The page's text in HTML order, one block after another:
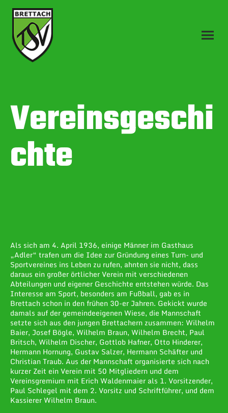
Vereinsgeschi
chte
Als sich am 4. April 1936, einige Männer im Gasthaus
„Adler“ trafen um die Idee zur Gründung eines Turn- und
Sportvereines ins Leben zu rufen, ahnten sie nicht, dass
daraus ein großer örtlicher Verein mit verschiedenen
Abteilungen und eigener Geschichte entstehen würde. Das
Interesse am Sport, besonders am Fußball, gab es in
Brettach schon in den frühen 30-er Jahren. Gekickt wurde
damals auf der gemeindeeigenen Wiese, die Mannschaft
setzte sich aus den jungen Brettachern zusammen: Wilhelm
Baier, Josef Bögle, Wilhelm Braun, Wilhelm Brecht, Paul
Britsch, Wilhelm Discher, Gottlob Hafner, Otto Hinderer,
Hermann Hornung, Gustav Salzer, Hermann Schäfter und
Christian Traub. Aus der Mannschaft organisierte sich nach
kurzer Zeit ein Verein mit 50 Mitgliedern und dem
Vereinsgremium mit Erich Waldenmaier als 1. Vorsitzender,
Paul Schlegel mit dem 2. Vorsitz und Schriftführer, und dem
Kassierer Wilhelm Braun.